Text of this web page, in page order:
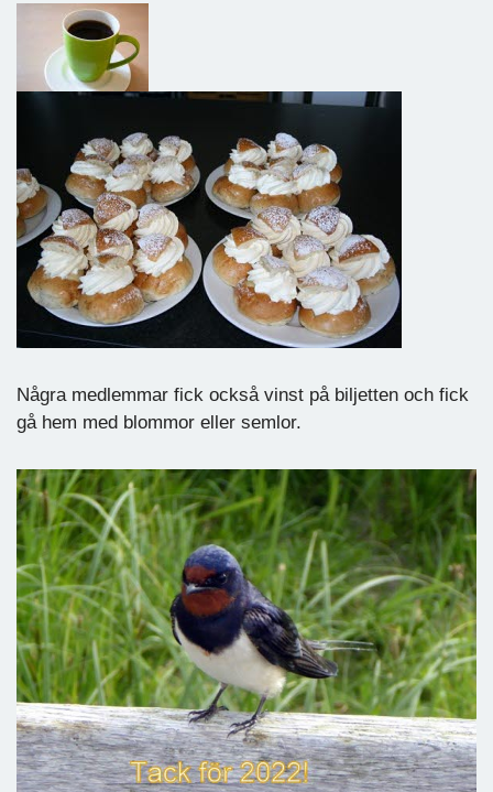
Några medlemmar fick också vinst på biljetten och fick
gå hem med blommor eller semlor.